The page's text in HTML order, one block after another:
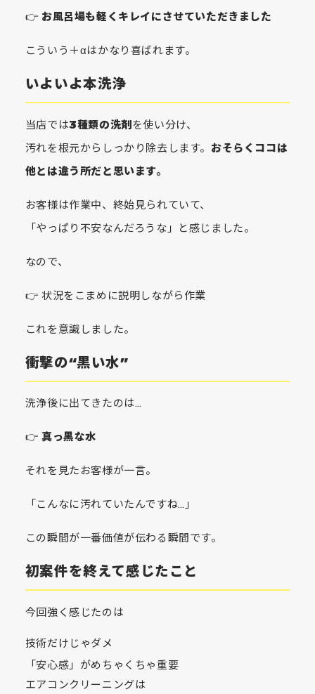
👉 お風呂場も軽くキレイにさせていただきました
こういう＋αはかなり喜ばれます。
いよいよ本洗浄
当店では3種類の洗剤 を使い分け、
汚れを根元からしっかり除去します。 おそらくココは
他とは違う所だと思います。
お客様は作業中、終始見られていて、
「やっぱり不安なんだろうな」と感じました。
なので、
👉 状況をこまめに説明しながら作業
これを意識しました。
衝撃の“黒い水”
洗浄後に出てきたのは…
👉真っ黒な水
それを見たお客様が一言。
「こんなに汚れていたんですね…」
この瞬間が一番価値が伝わる瞬間です。
初案件を終えて感じたこと
今回強く感じたのは
技術だけじゃダメ
「安心感」がめちゃくちゃ重要
エアコンクリーニングは